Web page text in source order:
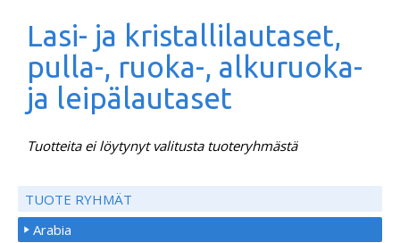
Lasi- ja kristallilautaset,
pulla-, ruoka-, alkuruoka-
ja leipälautaset
Tuotteita ei löytynyt valitusta tuoteryhmästä
TUOTE RYHMÄT
Arabia